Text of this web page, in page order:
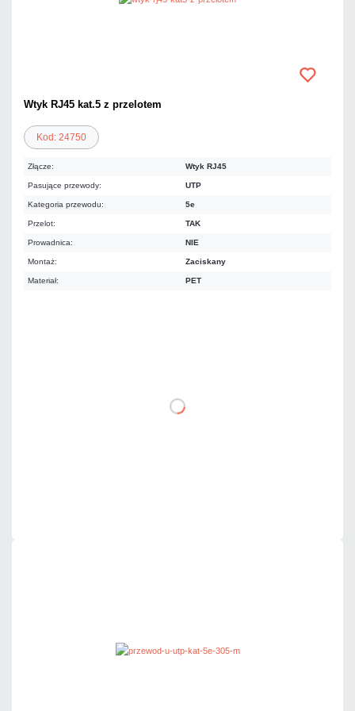
Wtyk RJ45 kat.5 z przelotem
Kod: 24750
Złącze: Wtyk RJ45
Pasujące przewody: UTP
Kategoria przewodu: 5e
Przelot: TAK
Prowadnica: NIE
Montaż: Zaciskany
Materiał: PET
DO KOSZYKA